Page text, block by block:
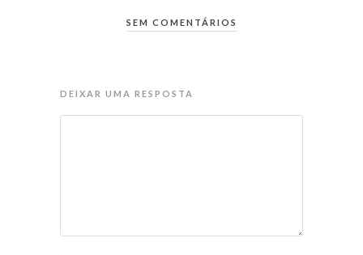
SEM COMENTÁRIOS
DEIXAR UMA RESPOSTA